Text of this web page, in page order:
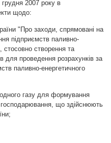
2007 року в
щодо:
" Про заходи, спрямовані на
підприємств паливно-
стосовно створення та
для проведення розрахунків за
паливно-енергетичного
газу для формування
що здійснюють